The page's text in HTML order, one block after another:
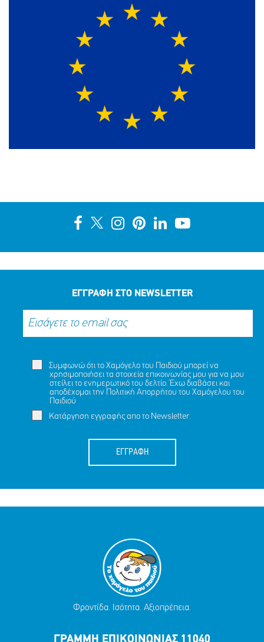
ΕΓΓΡΑΦΗ ΣΤΟ NEWSLETTER
Συμφωνώ ότι το Χαμόγελο του Παιδιού μπορεί να
χρησιμοποιήσει τα στοιχεία επικοινωνίας μου για να μου
στείλει το ενημερωτικό του δελτίο. Έχω διαβάσει και
αποδέχομαι την Πολιτική Απορρήτου του Χαμόγελου του
Παιδιού
Κατάργηση εγγραφής απο το Newsletter.
ΕΓΓΡΑΦΗ
Φροντίδα. Ισότητα. Αξιοπρέπεια.